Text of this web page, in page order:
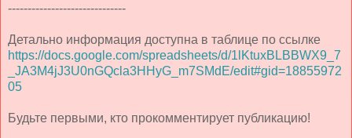
------------------------------
Детально информация доступна в таблице по ссылке
https://docs.google.com/spreadsheets/d/1lKtuxBLBBWX9_7
_JA3M4jJ3U0nGQcla3HHyG_m7SMdE/edit#gid=18855972
05
Будьте первыми, кто прокомментирует публикацию!